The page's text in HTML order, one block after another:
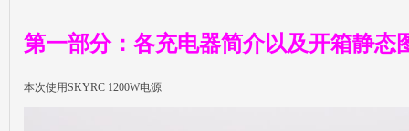
第一部分：各充电器简介以及开箱静态
本次使用SKYRC 1200W电源